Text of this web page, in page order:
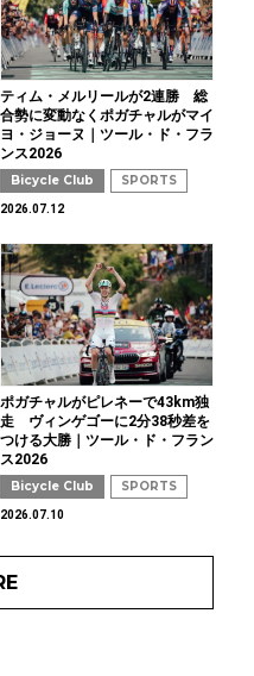
ティム・メルリールが2連勝 総
合勢に変動なくポガチャルがマイ
ヨ・ジョーヌ｜ツール・ド・フラ
ンス2026
Bicycle Club SPORTS
2026.07.12
ポガチャルがピレネーで43km独
走 ヴィンゲゴーに2分38秒差を
つける大勝｜ツール・ド・フラン
ス2026
Bicycle Club SPORTS
2026.07.10